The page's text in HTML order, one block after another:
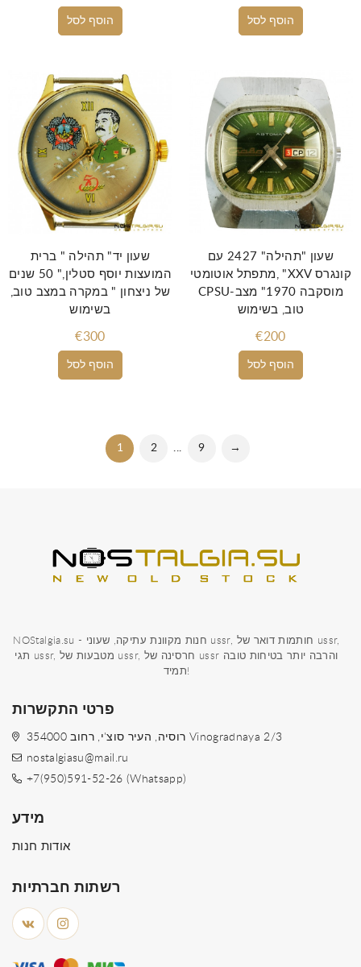
הוסף לסל הוסף לסל
הוסף לסל
שעון יד" תהילה " ברית
המועצות יוסף סטלין," 50 שנים
של ניצחון " במקרה במצב טוב,
בשימוש
€300
הוסף לסל
שעון "תהילה" 2427 עם
מתפתל אוטומטי, "XXV קונגרס
CPSU-מוסקבה 1970" מצב
טוב, בשימוש
€200
1 2 ... 9 →
NOStalgia.su - חנות מקוונת עתיקה, שעוני ussr, חותמות דואר של ussr,
תגי ussr, מטבעות של ussr, חרסינה של ussr והרבה יותר בטיחות טובה
תמיד!
פרטי התקשרות
354000 רוסיה, העיר סוצ'י, רחוב Vinogradnaya 2/3
nostalgiasu@mail.ru
+7(950)591-52-26 (Whatsapp)
מידע
אודות חנות
רשתות חברתיות